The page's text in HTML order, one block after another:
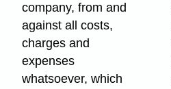
company, from and
against all costs,
charges and
expenses
whatsoever, which